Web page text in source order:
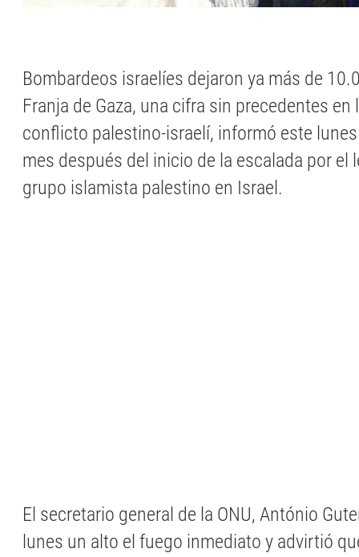
Bombardeos israelíes dejaron ya más de
Franja de Gaza, una cifra sin precedentes
conflicto palestino-israelí, informó este
mes después del inicio de la escalada por el
grupo islamista palestino en Israel.
El secretario general de la ONU, António
lunes un alto el fuego inmediato y advirtió